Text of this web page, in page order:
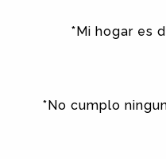
*Mi hogar es
*No cumplo